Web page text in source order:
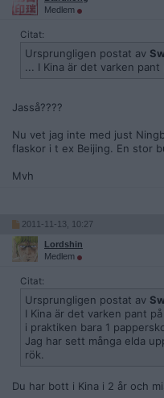
Medlem
Citat:
Ursprungligen postat av
... I Kina är det varken
Jasså????
Nu vet jag inte med just
flaskor i t ex Beijing. En stor
Mvh
2011-11-13, 10:27
Lordshin
Medlem
Citat:
Ursprungligen postat av
I Kina är det varken pant
i praktiken bara 1
Jag har sett många elda
rök.
Du har bott i Kina i 2 år och